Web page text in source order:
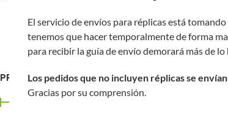
El servicio de envíos para réplicas está
tenemos que hacer temporalmente de forma
para recibir la guía de envío demorará más de
Los pedidos que no incluyen réplicas se
Gracias por su comprensión.
PRECIO
Gorros y gorras